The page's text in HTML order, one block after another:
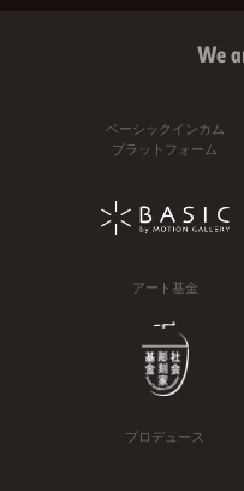
We
ベーシックインカム
プラットフォーム
アート基金
プロデュース